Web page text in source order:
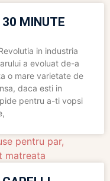
MINUTE
in industria
a evoluat de-a
o mare varietate de
daca esti in
pentru a-ti vopsi
pentru par,
matreata